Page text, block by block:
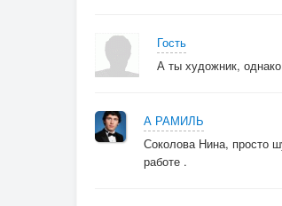
Гость
А ты художник,
А РАМИЛЬ
Соколова Нина, просто
работе .